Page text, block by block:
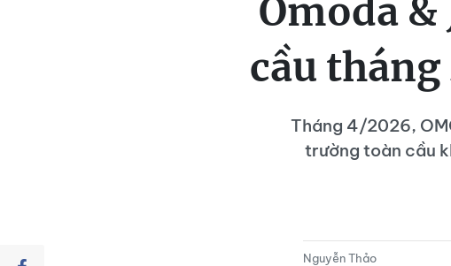
Omoda &
cầu
Tháng 4/2026,
trường toàn cầu
Nguyễn Thảo